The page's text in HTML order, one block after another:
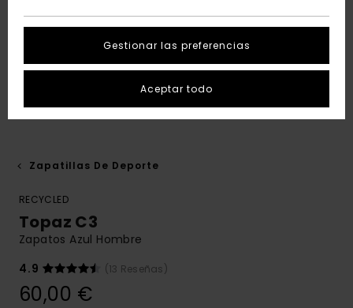
Zapatillas De Deporte
RECYCLED
Topaz C3
Zapatos Azul Hombre
4.9
(13 Reseñas)
60,00 €
Gestionar las preferencias
Aceptar todo